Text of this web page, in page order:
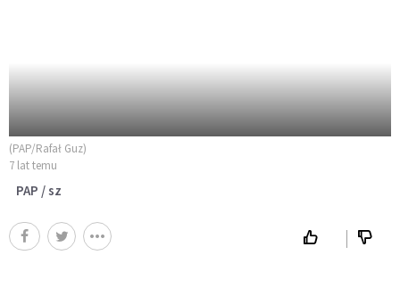
(PAP/Rafał Guz)
7 lat temu
PAP / sz